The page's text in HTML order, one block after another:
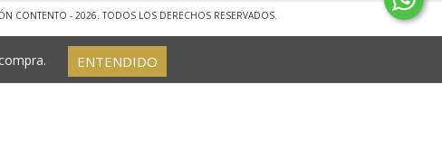
ENTENDIDO
CONTENTO - 2026. TODOS LOS DERECHOS RESERVADOS.